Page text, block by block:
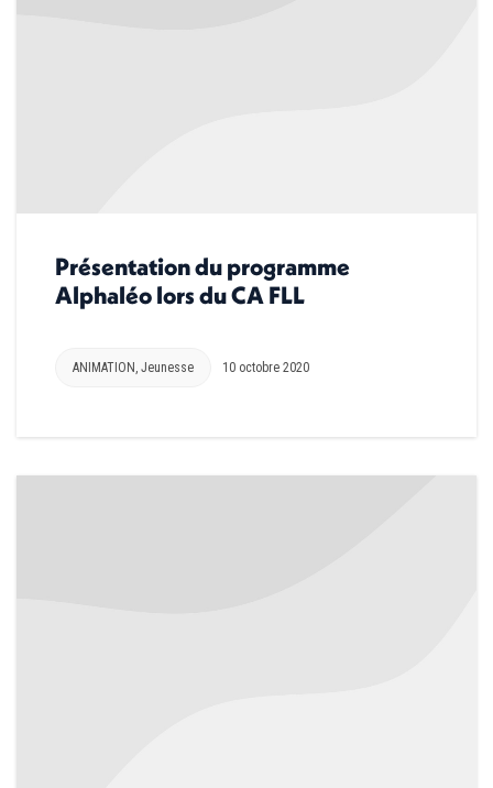
Présentation du programme
Alphaléo lors du CA FLL
ANIMATION , Jeunesse 10 octobre 2020